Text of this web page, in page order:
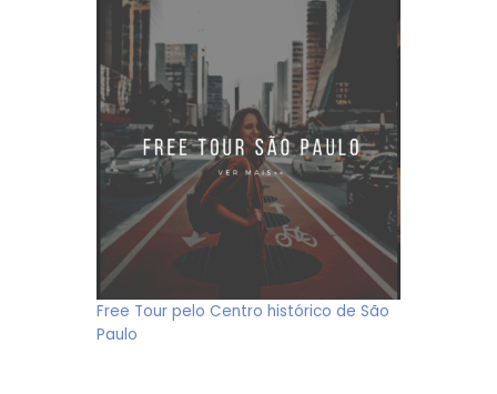
Free Tour pelo Centro histórico de São
Paulo